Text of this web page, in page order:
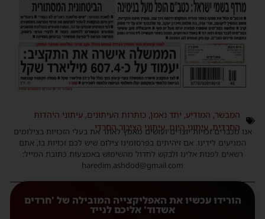
המבשר, המודיע, יתד נאמן, כותרות העיתונים, עיתוני היהדות
החרדית, עיתוני היום, עיתוני הציבור החרדי
אנו מכבדים זכויות יוצרים ועושים מאמץ לאתר את בעלי הזכויות בצילומים
המגיעים לידינו. אם זיהיתים בפרסומינו צילום שיש לכם זכויות בו, אתם
רשאים לפנות אלינו ולבקש לחדול מהשימוש באמצעות כתובת המייל:
haredim.ashdod@gmail.com
הורידו עכשיו את האפליקצייה המובילה של 'חרדים
אשדוד' אליכם לנייד